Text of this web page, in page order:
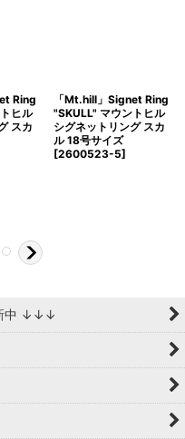
Ring
ヒル
スカ
「Mt.hill」Signet Ring
"SKULL" マウントヒル
シグネットリング スカ
ル 18号サイズ
[2600523-5]
中 ↓↓↓